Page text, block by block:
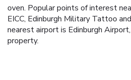
oven. Popular points of interest
EICC, Edinburgh Military Tattoo
nearest airport is Edinburgh
property.